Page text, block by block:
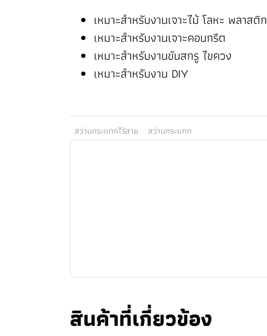
เหมาะสำหรับงานเจาะไม้ โลหะ พลาสติก
เหมาะสำหรับงานเจาะคอนกรีต
เหมาะสำหรับงานขันสกรู ไขควง
เหมาะสำหรับงาน DIY
สว่านกระแทกไร้สาย สว่านกระแทก
สินค้าที่เกี่ยวข้อง